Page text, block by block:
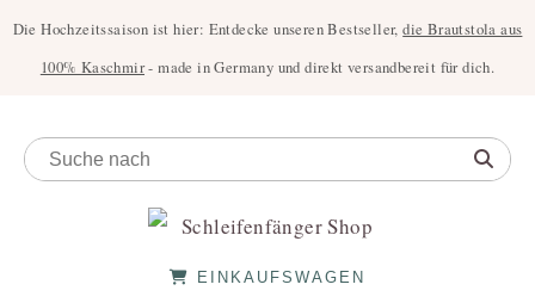
Die Hochzeitssaison ist hier: Entdecke unseren Bestseller,die Brautstola aus
100% Kaschmir- made in Germany und direkt versandbereit für dich.
EINKAUFSWAGEN